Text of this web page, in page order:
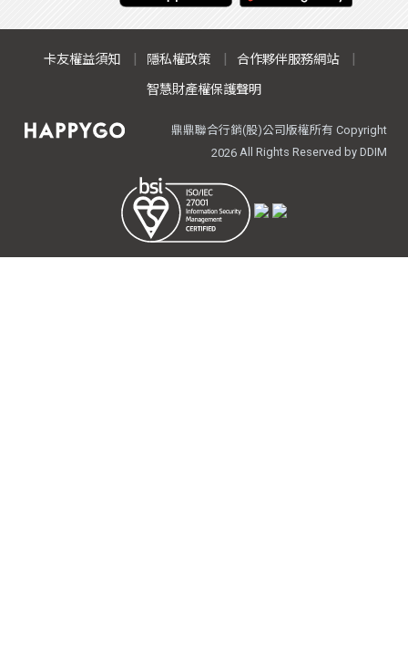
卡友權益須知 隱私權政策
合作夥伴服務網站
智慧財產權保護聲明
鼎鼎聯合行銷(股)公司版權所有 Copyright
2026All Rights Reserved by DDIM